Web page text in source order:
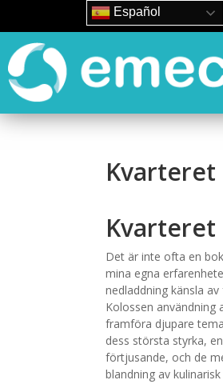
Kvarteret
Kvarteret
Det är inte ofta en
mina egna
nedladdning känsla
Kolossen användning
framföra djupare
dess största styrka,
förtjusande, och de
blandning av
Español